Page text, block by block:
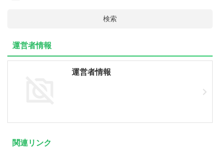
検索
運営者情報
運営者情報
関連リンク